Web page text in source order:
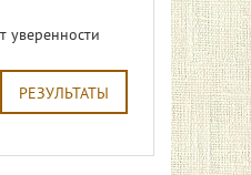
уверенности
РЕЗУЛЬТАТЫ